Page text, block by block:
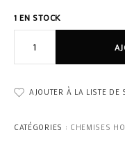
1 EN STOCK
AJOUTER À LA LISTE DE
CATÉGORIES : CHEMISES